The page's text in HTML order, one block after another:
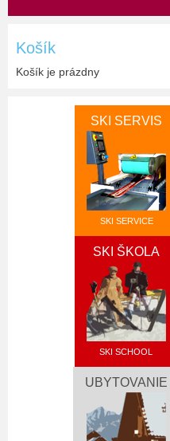
Košík
Košík je prázdny
SKI SERVIS
SKI SERVICE
SKI ŠKOLA
SKI SCHOOL
UBYTOVANIE